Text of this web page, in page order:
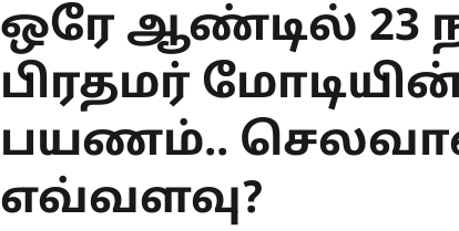
ஒரே ஆண்டில் 23
பிரதமர்
பயணம்..
எவ்வளவு?